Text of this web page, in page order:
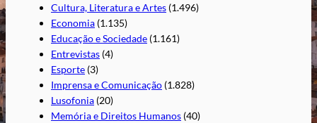
Cultura, Literatura e Artes (1.496)
Economia (1.135)
Educação e Sociedade (1.161)
Entrevistas (4)
Esporte (3)
Imprensa e Comunicação (1.828)
Lusofonia (20)
Memória e Direitos Humanos (40)